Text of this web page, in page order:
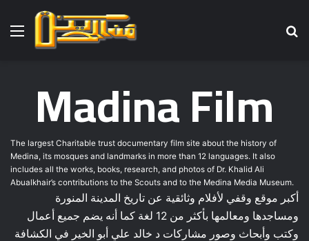
Menu
Madina Film
The largest Charitable trust documentary film site about the history of
Medina, its mosques and landmarks in more than 12 languages. It also
includes all the works, books, research, and photos of Dr. Khalid Ali
Abualkhair’s contributions to the Scouts and to the Medina Media Museum.
أكبر موقع وقفي لأفلام وثائقية عن تاريخ المدينة المنورة
ومساجدها ومعالمها بأكثر من 12 لغة كما أنه يضم جميع أعمال
وكتب وأبحاث وصور مشاركات د خالد علي أبو الخير في الكشافة